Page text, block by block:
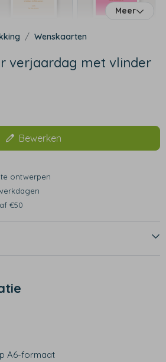
Meer
Wenskaarten
verjaardag met vlinder
Bewerken
ontwerpen
€50
A6-formaat